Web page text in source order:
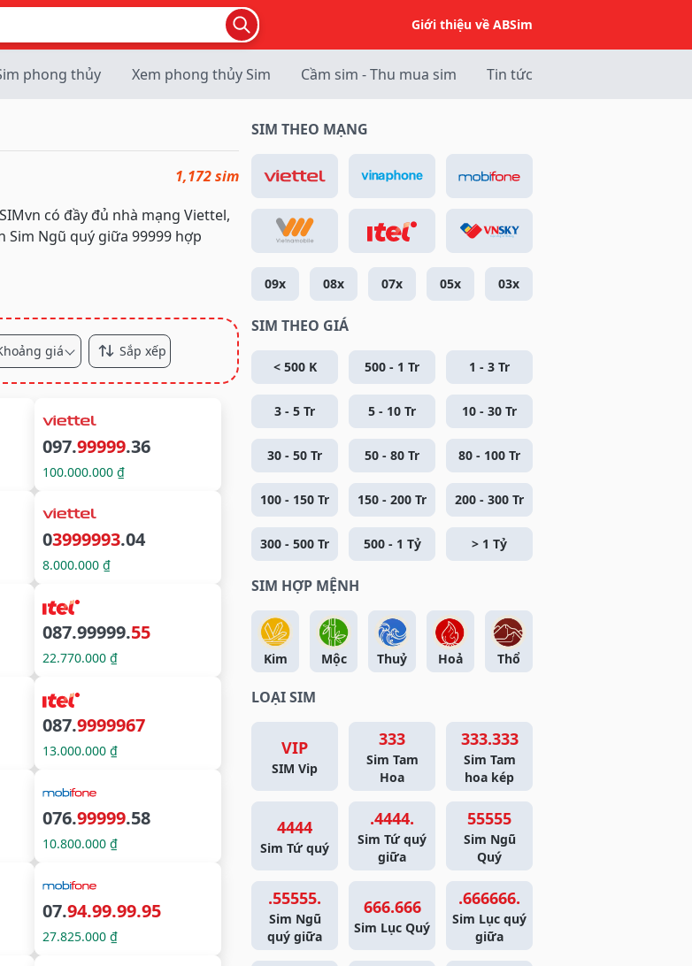
Giới thiệu về ABSim
phong thủy Xem phong thủy Sim Cầm sim - Thu mua sim Tin tức
1,172 sim
có đầy đủ nhà mạng Viettel,
Ngũ quý giữa 99999 hợp
giá Sắp xếp
097.99999.36
100.000.000 ₫
03999993.04
8.000.000 ₫
087.99999.55
22.770.000 ₫
087.9999967
13.000.000 ₫
076.99999.58
10.800.000 ₫
07.94.99.99.95
27.825.000 ₫
SIM THEO MẠNG
09x 08x 07x 05x 03x
SIM THEO GIÁ
< 500 K 500 - 1 Tr 1 - 3 Tr
3 - 5 Tr 5 - 10 Tr 10 - 30 Tr
30 - 50 Tr 50 - 80 Tr 80 - 100 Tr
100 - 150 Tr 150 - 200 Tr 200 - 300 Tr
300 - 500 Tr 500 - 1 Tỷ > 1 Tỷ
SIM HỢP MỆNH
Kim Mộc Thuỷ Hoả Thổ
LOẠI SIM
VIP
SIM Vip
333
Sim Tam
Hoa
333.333
Sim Tam
hoa kép
4444
Sim Tứ quý
.4444.
Sim Tứ quý
giữa
55555
Sim Ngũ
Quý
.55555.
Sim Ngũ
quý giữa
666.666
Sim Lục Quý
.666666.
Sim Lục quý
giữa